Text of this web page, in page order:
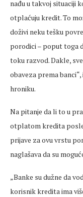
nađu u takvoj situaciji
otplaćuju kredit. To
doživi neku tešku
porodici– poput toga
toku razvod. Dakle,
obaveza prema
hroniku.
Na pitanje da li to u
otplatom kredita
prijave za ovu vrstu
naglašava da su
„Banke su dužne da
korisnik kredita ima